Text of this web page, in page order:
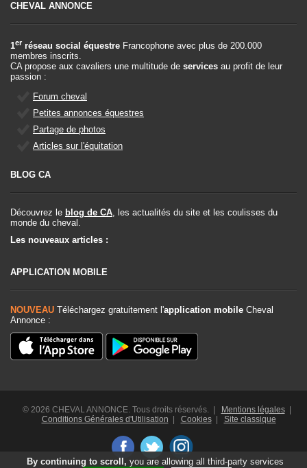
CHEVAL ANNONCE
1er réseau social équestre Francophone avec plus de 200.000
membres inscrits.
CA propose aux cavaliers une multitude de services au profit de leur
passion :
Forum cheval
Petites annonces équestres
Partage de photos
Articles sur l'équitation
BLOG CA
Découvrez le blog de CA, les actualités du site et les coulisses du
monde du cheval.
Les nouveaux articles :
APPLICATION MOBILE
NOUVEAU Téléchargez gratuitement l'application mobile Cheval
Annonce :
© 2026 CHEVAL ANNONCE. Tous droits réservés. | Mentions légales|
Conditions Générales d'Utilisation
Cookies| Site classique
By continuing to scroll, you are allowing all third-party services